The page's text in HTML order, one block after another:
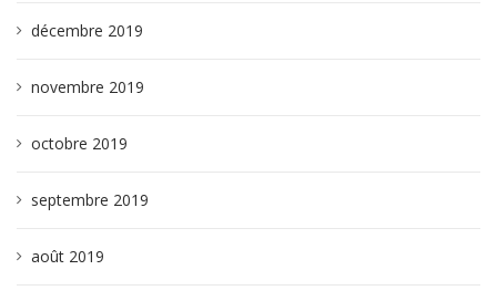
décembre 2019
novembre 2019
octobre 2019
septembre 2019
août 2019